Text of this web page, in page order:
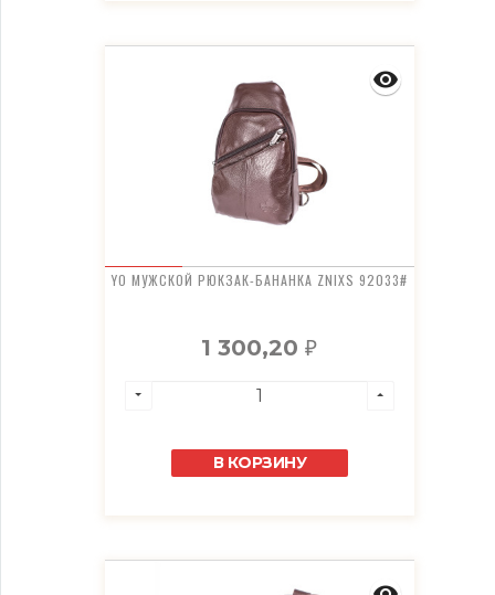
YO МУЖСКОЙ РЮКЗАК-БАНАНКА ZNIXS 92033#
1 300,20₽
В КОРЗИНУ